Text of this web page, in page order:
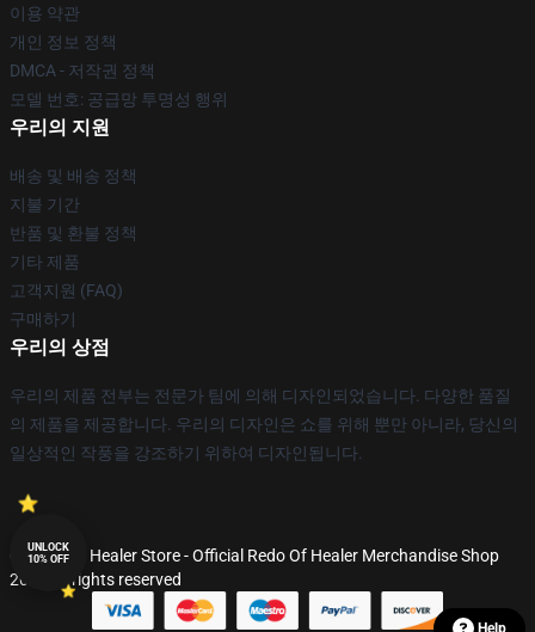
이용 약관
개인 정보 정책
DMCA - 저작권 정책
모델 번호: 공급망 투명성 행위
우리의 지원
배송 및 배송 정책
지불 기간
반품 및 환불 정책
기타 제품
고객지원 (FAQ)
구매하기
우리의 상점
우리의 제품 전부는 전문가 팀에 의해 디자인되었습니다. 다양한 품질
의 제품을 제공합니다. 우리의 디자인은 쇼를 위해 뿐만 아니라, 당신의
일상적인 작풍을 강조하기 위하여 디자인됩니다.
© Redo Of Healer Store - Official Redo Of Healer Merchandise Shop
2026 all rights reserved
Help
UNLOCK
10% OFF